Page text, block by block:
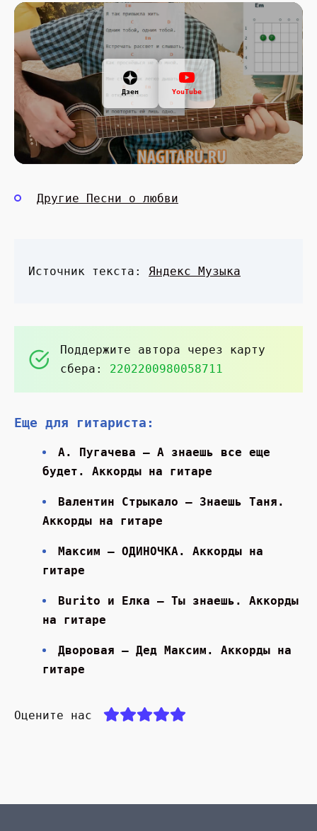
Дзен YouTube
Другие Песни о любви
Источник текста: Яндекс Музыка
Поддержите автора через карту
сбера: 2202200980058711
Еще для гитариста:
А. Пугачева — А знаешь все еще
будет. Аккорды на гитаре
Валентин Стрыкало — Знаешь Таня.
Аккорды на гитаре
Максим — ОДИНОЧКА. Аккорды на
гитаре
Burito и Елка — Ты знаешь. Аккорды
на гитаре
Дворовая — Дед Максим. Аккорды на
гитаре
Оцените нас